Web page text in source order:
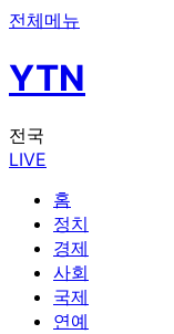
전체메뉴
YTN
전국
LIVE
홈
정치
경제
사회
국제
연예